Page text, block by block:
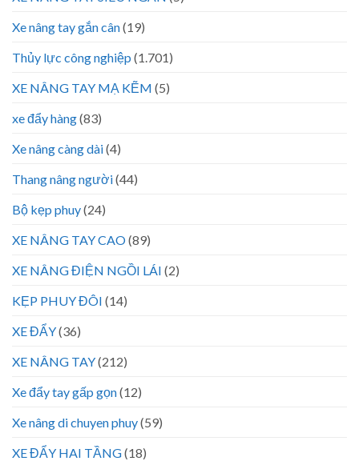
Xe nâng tay gắn cân(19)
Thủy lực công nghiệp (1.701)
XE NÂNG TAY MẠ KẼM (5)
xe đẩy hàng(83)
Xe nâng càng dài(4)
Thang nâng người(44)
Bộ kẹp phuy(24)
XE NÂNG TAY CAO(89)
XE NÂNG ĐIỆN NGỒI LÁI (2)
KẸP PHUY ĐÔI (14)
XE ĐẨY(36)
XE NÂNG TAY(212)
Xe đẩy tay gấp gọn(12)
Xe nâng di chuyen phuy(59)
XE ĐẨY HAI TẦNG(18)